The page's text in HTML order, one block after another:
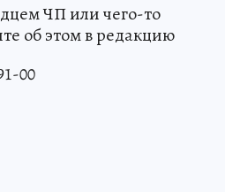
ЧП или чего-то
об этом в редакцию
00